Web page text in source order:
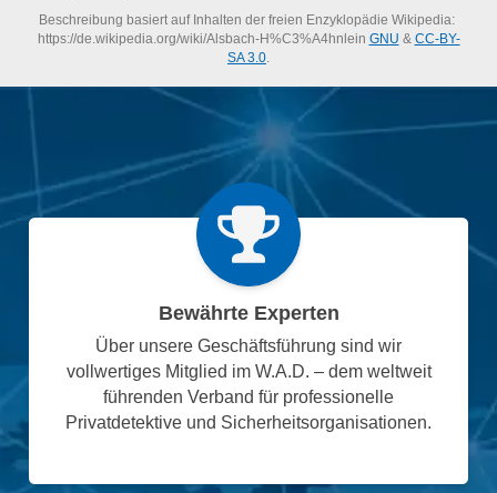
Beschreibung basiert auf Inhalten der freien Enzyklopädie Wikipedia:
https://de.wikipedia.org/wiki/Alsbach-H%C3%A4hnlein GNU & CC-BY-
SA 3.0.
Bewährte Experten
Über unsere Geschäftsführung sind wir
vollwertiges Mitglied im W.A.D. – dem weltweit
führenden Verband für professionelle
Privatdetektive und Sicherheitsorganisationen.